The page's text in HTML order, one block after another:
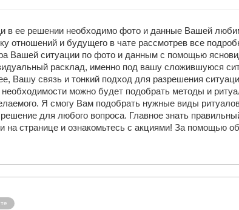
в ее решении необходимо фото и данные Вашей
отношений и будущего в чате рассмотрев все
Вашей ситуации по фото и данным с помощью
расклад, именно под вашу сложившуюся
Вашу связь и тонкий подход для разрешения
можно будет подобрать методы и
Я смогу Вам подобрать нужные виды
для любого вопроса. Главное знать
на странице и ознакомьтесь с акциями! За помощью